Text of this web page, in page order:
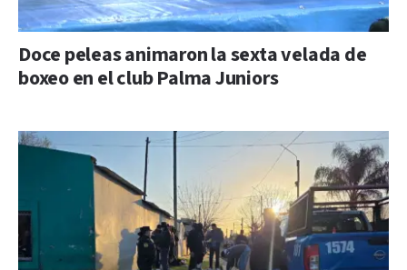
Doce peleas animaron la sexta velada de
boxeo en el club Palma Juniors